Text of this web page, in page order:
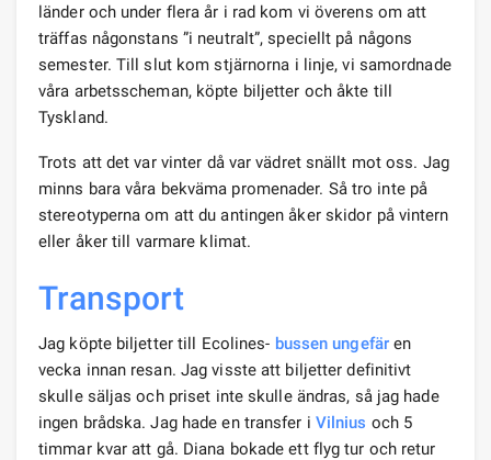
länder och under flera år i rad kom vi överens om att
träffas någonstans ”i neutralt”, speciellt på någons
semester. Till slut kom stjärnorna i linje, vi samordnade
våra arbetsscheman, köpte biljetter och åkte till
Tyskland.
Trots att det var vinter då var vädret snällt mot oss. Jag
minns bara våra bekväma promenader. Så tro inte på
stereotyperna om att du antingen åker skidor på vintern
eller åker till varmare klimat.
Transport
Jag köpte biljetter till Ecolines- bussen ungefären
vecka innan resan. Jag visste att biljetter definitivt
skulle säljas och priset inte skulle ändras, så jag hade
ingen brådska. Jag hade en transfer i Vilnius och 5
timmar kvar att gå. Diana bokade ett flyg tur och retur